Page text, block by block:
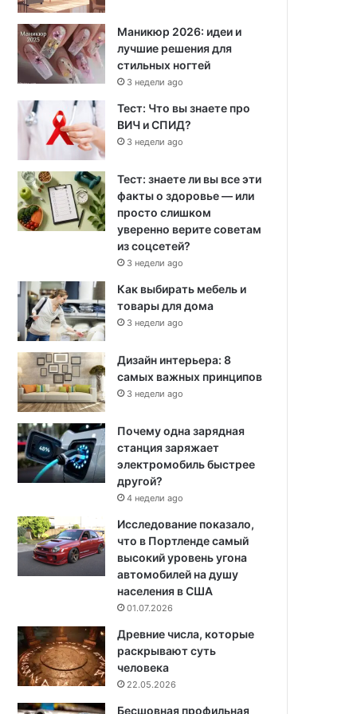
Маникюр 2026: идеи и
лучшие решения для
стильных ногтей
3 недели ago
Тест: Что вы знаете про
ВИЧ и СПИД?
3 недели ago
Тест: знаете ли вы все эти
факты о здоровье — или
просто слишком
уверенно верите советам
из соцсетей?
3 недели ago
Как выбирать мебель и
товары для дома
3 недели ago
Дизайн интерьера: 8
самых важных принципов
3 недели ago
Почему одна зарядная
станция заряжает
электромобиль быстрее
другой?
4 недели ago
Исследование показало,
что в Портленде самый
высокий уровень угона
автомобилей на душу
населения в США
01.07.2026
Древние числа, которые
раскрывают суть
человека
22.05.2026
Бесшовная профильная